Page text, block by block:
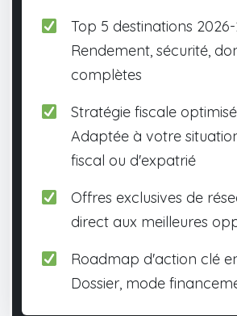
Top 5 destinations
Rendement, sécurité,
complètes
Stratégie fiscale
Adaptée à votre
fiscal ou d'expatrié
Offres exclusives de
direct aux meilleures
Roadmap d'action clé
Dossier, mode